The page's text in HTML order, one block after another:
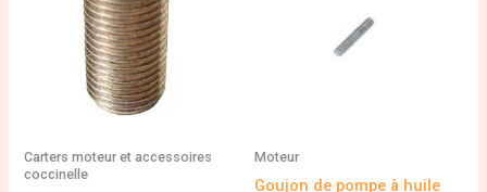
Carters moteur et accessoires
coccinelle
Moteur
Goujon de pompe à huile